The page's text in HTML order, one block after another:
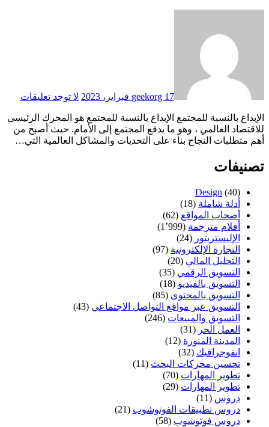
geekorg 17 فبراير، 2023 لا توجد تعليقات
للاقتصاد العالمي ، وهو ما يدفع المجتمع إلى الأمام. حيث أصبح من
أهم متطلبات النجاح بناء على التحديات والمشاكل العالمية التي…
تصنيفات
Design (40)
أدلة شاملة (18)
أصحاب المواقع (62)
أفلام مترجمة (1٬999)
الإليستريتور (24)
التجارة الإلكترونية (97)
التحليل المالي (20)
التسويق الرقمي (35)
التسويق بالفيديو (18)
التسويق بالمحتوى (85)
التسويق عبر مواقع التواصل الاجتماعي (43)
التسويق والمبيعات (246)
العمل الحر (31)
المدينة المنورة (12)
انفوجرافيك (32)
تحسين محركات البحث (11)
تطوير المهارات (70)
تطوير المهارات (29)
دروس (11)
دروس تطبيقات الفوتوشوب (21)
دروس فوتوشوب (58)